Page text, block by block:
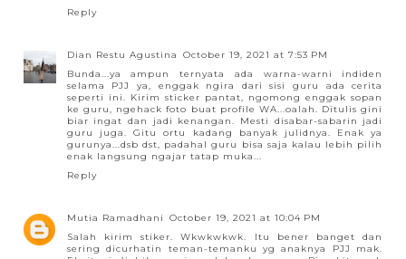
Reply
Dian Restu Agustina
October 19, 2021 at 7:53 PM
Bunda...ya ampun ternyata ada warna-warni indiden
selama PJJ ya, enggak ngira dari sisi guru ada cerita
seperti ini. Kirim sticker pantat, ngomong enggak sopan
ke guru, ngehack foto buat profile WA...oalah. Ditulis gini
biar ingat dan jadi kenangan. Mesti disabar-sabarin jadi
guru juga. Gitu ortu kadang banyak julidnya. Enak ya
gurunya...dsb dst, padahal guru bisa saja kalau lebih pilih
enak langsung ngajar tatap muka...
Reply
Mutia Ramadhani
October 19, 2021 at 10:04 PM
Salah kirim stiker. Wkwkwkwk. Itu bener banget dan
sering dicurhatin teman-temanku yg anaknya PJJ mak.